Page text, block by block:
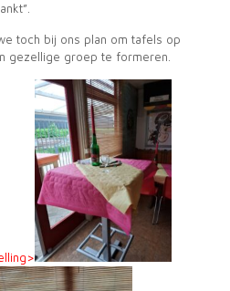
toch bij ons plan om tafels op
gezellige groep te formeren.